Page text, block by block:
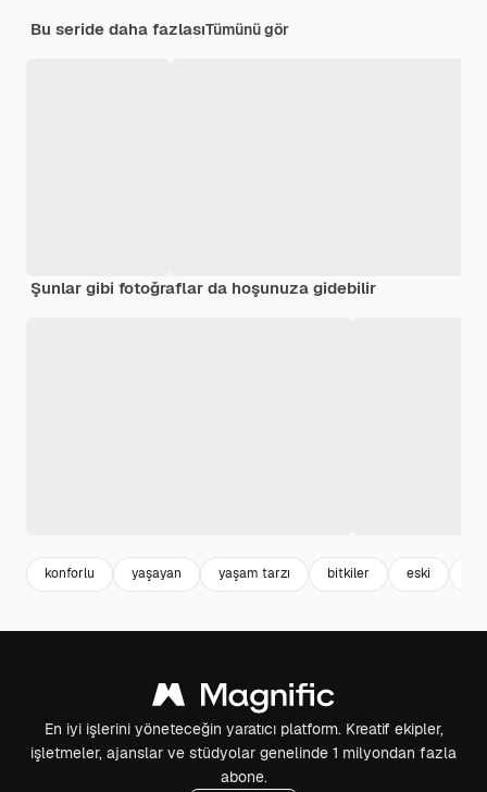
Bu seride daha fazlasıTümünü gör
Şunlar gibi fotoğraflar da hoşunuza gidebilir
konforlu yaşayan yaşam tarzı bitkiler eski
En iyi işlerini yöneteceğin yaratıcı platform. Kreatif ekipler,
işletmeler, ajanslar ve stüdyolar genelinde 1 milyondan fazla
abone.